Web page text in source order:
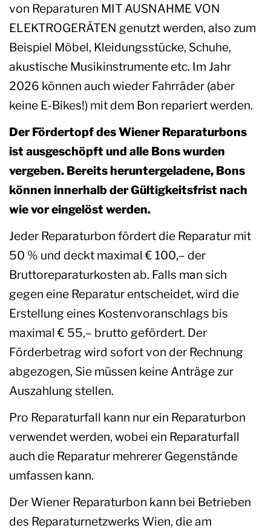
von Reparaturen MIT AUSNAHME VON
ELEKTROGERÄTEN genutzt werden, also zum
Beispiel Möbel, Kleidungsstücke, Schuhe,
akustische Musikinstrumente etc. Im Jahr
2026 können auch wieder Fahrräder (aber
keine E-Bikes!) mit dem Bon repariert werden.
Der Fördertopf des Wiener Reparaturbons
ist ausgeschöpft und alle Bons wurden
vergeben. Bereits heruntergeladene, Bons
können innerhalb der Gültigkeitsfrist nach
wie vor eingelöst werden.
Jeder Reparaturbon fördert die Reparatur mit
50 % und deckt maximal € 100,– der
Bruttoreparaturkosten ab. Falls man sich
gegen eine Reparatur entscheidet, wird die
Erstellung eines Kostenvoranschlags bis
maximal € 55,– brutto gefördert. Der
Förderbetrag wird sofort von der Rechnung
abgezogen, Sie müssen keine Anträge zur
Auszahlung stellen.
Pro Reparaturfall kann nur ein Reparaturbon
verwendet werden, wobei ein Reparaturfall
auch die Reparatur mehrerer Gegenstände
umfassen kann.
Der Wiener Reparaturbon kann bei Betrieben
des Reparaturnetzwerks Wien, die am